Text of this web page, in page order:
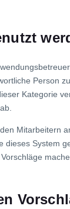
Person
Kategorie
System